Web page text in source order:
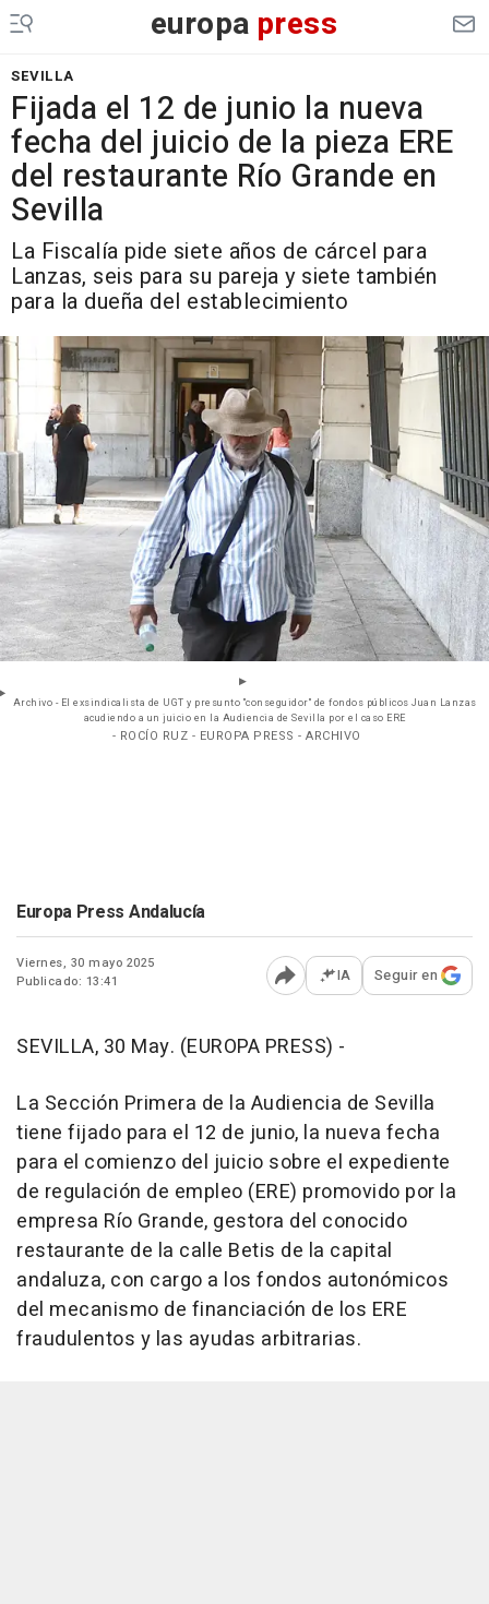
europa press
SEVILLA
Fijada el 12 de junio la nueva
fecha del juicio de la pieza ERE
del restaurante Río Grande en
Sevilla
La Fiscalía pide siete años de cárcel para
Lanzas, seis para su pareja y siete también
para la dueña del establecimiento
Archivo - El exsindicalista de UGT y presunto "conseguidor" de fondos públicos Juan Lanzas
acudiendo a un juicio en la Audiencia de Sevilla por el caso ERE
- ROCÍO RUZ - EUROPA PRESS - ARCHIVO
Europa Press Andalucía
Viernes, 30 mayo 2025
Publicado: 13:41
Abrir opciones para
IA Seguir en
SEVILLA, 30 May. (EUROPA PRESS) -
La Sección Primera de la Audiencia de Sevilla
tiene fijado para el 12 de junio, la nueva fecha
para el comienzo del juicio sobre el expediente
de regulación de empleo (ERE) promovido por la
empresa Río Grande, gestora del conocido
restaurante de la calle Betis de la capital
andaluza, con cargo a los fondos autonómicos
del mecanismo de financiación de los ERE
fraudulentos y las ayudas arbitrarias.